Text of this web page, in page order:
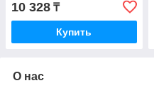
10 328 ₸
Купить
О нас